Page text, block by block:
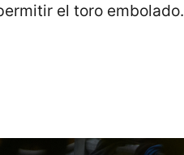
el toro embolado.